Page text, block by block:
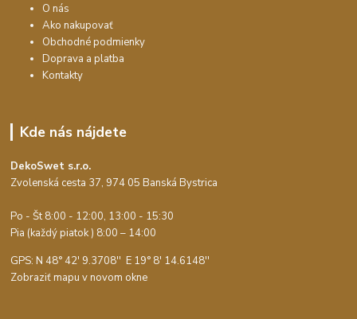
O nás
Ako nakupovať
Obchodné podmienky
Doprava a platba
Kontakty
Kde nás nájdete
DekoSwet s.r.o.
Zvolenská cesta 37, 974 05 Banská Bystrica
Po - Št 8:00 - 12:00, 13:00 - 15:30
Pia (každý piatok ) 8:00 – 14:00
GPS: N 48° 42' 9.3708'' E 19° 8' 14.6148''
Zobraziť mapu v novom okne